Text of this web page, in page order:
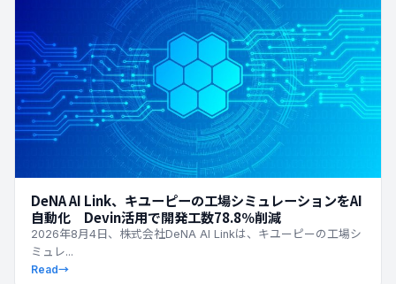
DeNA AI Link、キユーピーの工場シミュレーションをAI
自動化 Devin活用で開発工数78.8％削減
2026年8月4日、株式会社DeNA AI Linkは、キユーピーの工場シ
ミュレ...
Read→